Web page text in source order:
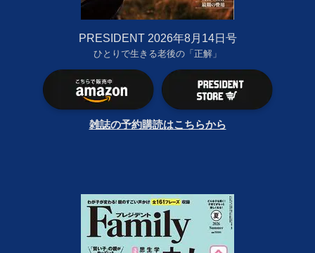
PRESIDENT 2026年8月14日号
ひとりで生きる老後の「正解」
雑誌の予約購読はこちらから